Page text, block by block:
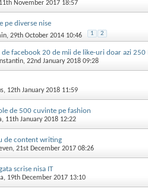
November 2017 18:57
pe diverse nise
, 29th October 2014 10:46 1 2
de facebook 20 de mii de like-uri doar azi 250
, 22nd January 2018 09:28
, 12th January 2018 11:59
de 500 cuvinte pe fashion
, 11th January 2018 12:22
de content writing
, 21st December 2017 08:26
scrise nisa IT
, 19th December 2017 13:10